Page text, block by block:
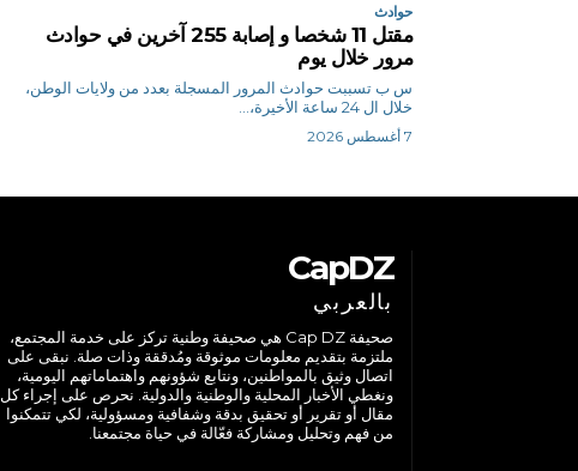
حوادث
مقتل 11 شخصا و إصابة 255 آخرين في حوادث
مرور خلال يوم
س ب تسببت حوادث المرور المسجلة بعدد من ولايات الوطن،
خلال ال 24 ساعة الأخيرة،...
7 أغسطس 2026
CapDZ
بالعربي
صحيفة Cap DZ هي صحيفة وطنية تركز على خدمة المجتمع،
ملتزمة بتقديم معلومات موثوقة ومُدققة وذات صلة. نبقى على
اتصال وثيق بالمواطنين، ونتابع شؤونهم واهتماماتهم اليومية،
ونغطي الأخبار المحلية والوطنية والدولية. نحرص على إجراء كل
مقال أو تقرير أو تحقيق بدقة وشفافية ومسؤولية، لكي تتمكنوا
من فهم وتحليل ومشاركة فعّالة في حياة مجتمعنا.